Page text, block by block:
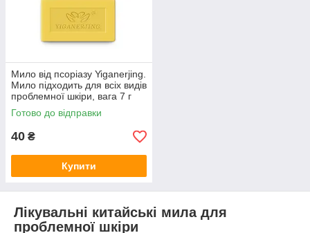
Мило від псоріазу Yiganerjing.
Мило підходить для всіх видів
проблемної шкіри, вага 7 г
Готово до відправки
40 ₴
Купити
Лікувальні китайські мила для
проблемної шкіри